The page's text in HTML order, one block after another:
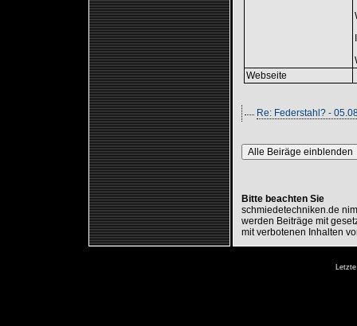
Webseite
Re: Federstahl? -
Alle Beiräge einblenden
Bitte beachten Sie
schmiedetechniken.de
werden Beiträge mit
mit verbotenen Inhalten